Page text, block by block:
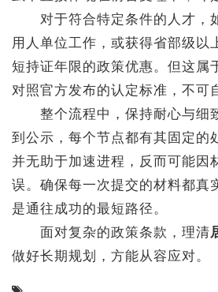
对于符合特定条件的人才，
用人单位工作，或获得省部级以
短持证年限的政策优惠。但这属
对照官方发布的认定标准，不可
整个流程中，保持耐心与细
到公示，每个节点都有其固定的
并无助于加速进程，反而可能因
误。确保每一次提交的材料都真
是通往成功的最短路径。
面对复杂的政策条款，理清
做好长期规划，方能从容应对。